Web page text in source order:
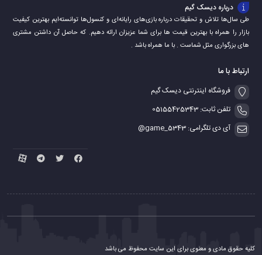
درباره دیسک گیم
طی سال‌ها تلاش و تحقیقات درباره بازی‌های رایانه‌ای و کنسول‌ها توانسته‌ایم بهترین کیفیت
بازار را همراه با بهترین قیمت ها برای شما عزیزان ارائه دهیم. که حاصل آن داشتن مشتری
های بزرگواری مثل شماست . با ما همراه باشد .
ارتباط با ما
فروشگاه اینترنتی دیسک گیم
تلفن ثابت: 05155425343
آی دی تلگرامی: game_5343@
کلیه حقوق مادی و معنوی برای این سایت محفوظ می باشد